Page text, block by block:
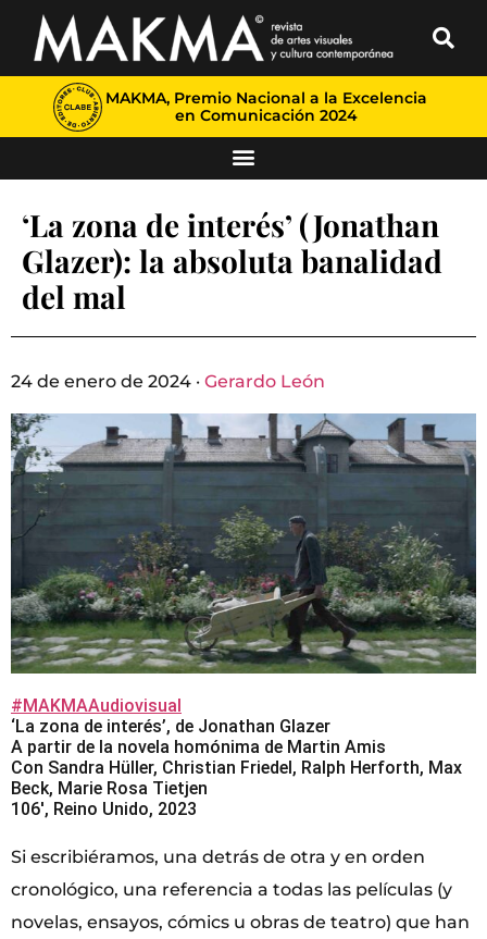
MAKMA, Premio Nacional a la Excelencia
en Comunicación 2024
‘La zona de interés’ (Jonathan
Glazer): la absoluta banalidad
del mal
24 de enero de 2024 · Gerardo León
#MAKMAAudiovisual
‘La zona de interés’, de Jonathan Glazer
A partir de la novela homónima de Martin Amis
Con Sandra Hüller, Christian Friedel, Ralph Herforth, Max
Beck, Marie Rosa Tietjen
106′, Reino Unido, 2023
Si escribiéramos, una detrás de otra y en orden
cronológico, una referencia a todas las películas (y
novelas, ensayos, cómics u obras de teatro) que han